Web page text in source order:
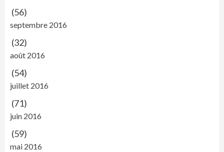
(56)
septembre 2016
(32)
août 2016
(54)
juillet 2016
(71)
juin 2016
(59)
mai 2016